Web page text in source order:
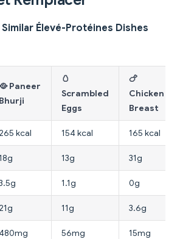
Élevé-Protéines Dishes
🥘 Paneer
Bhurji
🥚
Scrambled
Eggs
🍗
Chicken
Breast
265 kcal 154 kcal 165 kcal
13g 31g
1.1g 0g
21g 11g 3.6g
56mg 15mg